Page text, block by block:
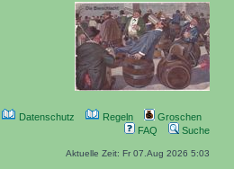
Datenschutz Regeln
Groschen
FAQ
Suche
Aktuelle Zeit: Fr 07.Aug 2026 5:03